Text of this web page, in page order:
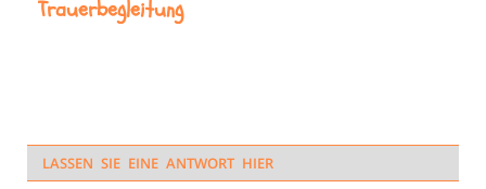
Trauerbegleitung
LASSEN SIE EINE ANTWORT HIER